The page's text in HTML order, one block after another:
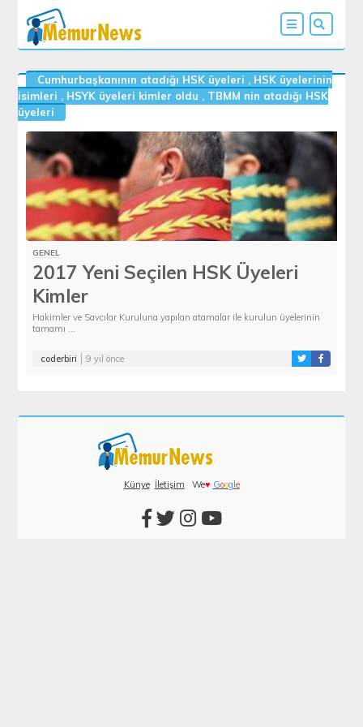
Cumhurbaşkanının atadığı HSK üyeleri , HSK üyelerinin
isimleri , HSYK üyeleri kimler oldu , TBMM nin atadığı HSK
üyeleri
GENEL
2017 Yeni Seçilen HSK Üyeleri
Kimler
Hakimler ve Savcılar Kuruluna yapılan atamalar ile kurulun üyelerinin
tamamı ...
coderbiri 9 yıl önce
Künye İletişim We♥ Goog e